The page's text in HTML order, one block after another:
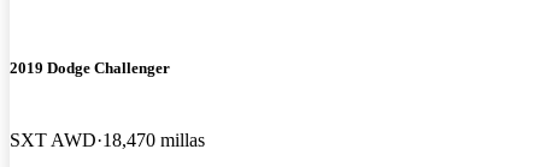
2019 Dodge Challenger
SXT AWD 18,470 millas